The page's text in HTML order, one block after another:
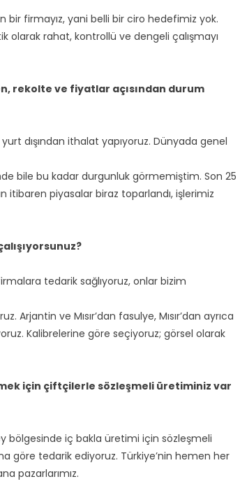
bir firmayız, yani belli bir ciro hedefimiz yok.
olarak rahat, kontrollü ve dengeli çalışmayı
rekolte ve fiyatlar açısından durum
dışından ithalat yapıyoruz. Dünyada genel
bile bu kadar durgunluk görmemiştim. Son 25
itibaren piyasalar biraz toparlandı, işlerimiz
tedarik sağlıyoruz, onlar bizim
Arjantin ve Mısır’dan fasulye, Mısır’dan ayrıca
Kalibrelerine göre seçiyoruz; görsel olarak
için çiftçilerle sözleşmeli üretiminiz var
bölgesinde iç bakla üretimi için sözleşmeli
göre tedarik ediyoruz. Türkiye’nin hemen her
pazarlarımız.